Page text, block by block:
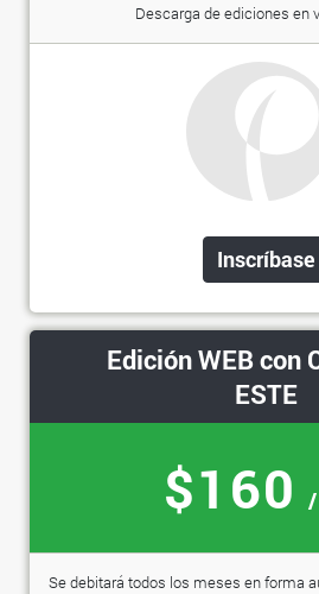
Descarga de ediciones en
Inscríbase
Edición WEB con
ESTE
$160
Se debitará todos los meses en forma